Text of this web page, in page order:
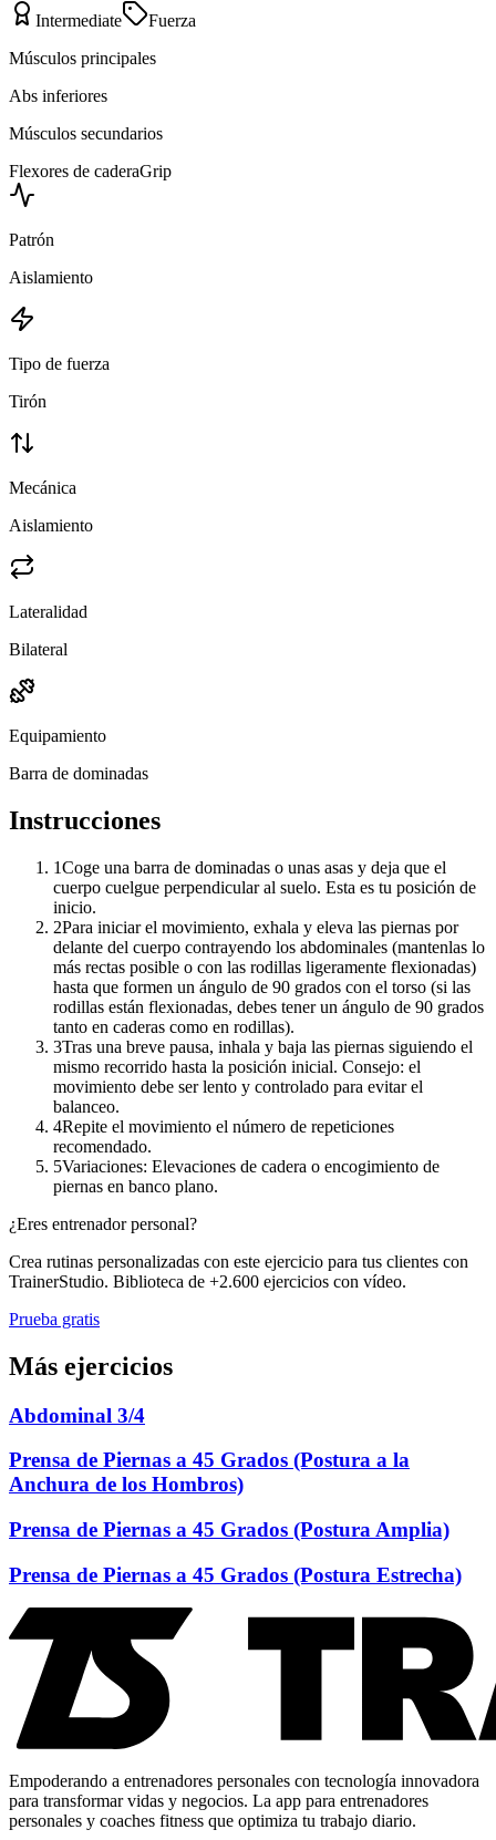
Intermediate
Fuerza
Músculos principales
Abs inferiores
Músculos secundarios
Flexores de caderaGrip
Patrón
Aislamiento
Tipo de fuerza
Tirón
Mecánica
Aislamiento
Lateralidad
Bilateral
Equipamiento
Barra de dominadas
Instrucciones
1Coge una barra de dominadas o unas asas y deja que el
cuerpo cuelgue perpendicular al suelo. Esta es tu posición de
inicio.
2Para iniciar el movimiento, exhala y eleva las piernas por
delante del cuerpo contrayendo los abdominales (mantenlas lo
más rectas posible o con las rodillas ligeramente flexionadas)
hasta que formen un ángulo de 90 grados con el torso (si las
rodillas están flexionadas, debes tener un ángulo de 90 grados
tanto en caderas como en rodillas).
3Tras una breve pausa, inhala y baja las piernas siguiendo el
mismo recorrido hasta la posición inicial. Consejo: el
movimiento debe ser lento y controlado para evitar el
balanceo.
4Repite el movimiento el número de repeticiones
recomendado.
5Variaciones: Elevaciones de cadera o encogimiento de
piernas en banco plano.
¿Eres entrenador personal?
Crea rutinas personalizadas con este ejercicio para tus clientes con
TrainerStudio. Biblioteca de +2.600 ejercicios con vídeo.
Prueba gratis
Más ejercicios
Abdominal 3/4
Prensa de Piernas a 45 Grados (Postura a la
Anchura de los Hombros)
Prensa de Piernas a 45 Grados (Postura Amplia)
Prensa de Piernas a 45 Grados (Postura Estrecha)
Empoderando a entrenadores personales con tecnología innovadora
para transformar vidas y negocios. La app para entrenadores
personales y coaches fitness que optimiza tu trabajo diario.